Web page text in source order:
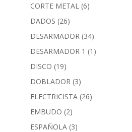
CORTE METAL (6)
DADOS (26)
DESARMADOR (34)
DESARMADOR 1 (1)
DISCO (19)
DOBLADOR (3)
ELECTRICISTA (26)
EMBUDO (2)
ESPAÑOLA (3)